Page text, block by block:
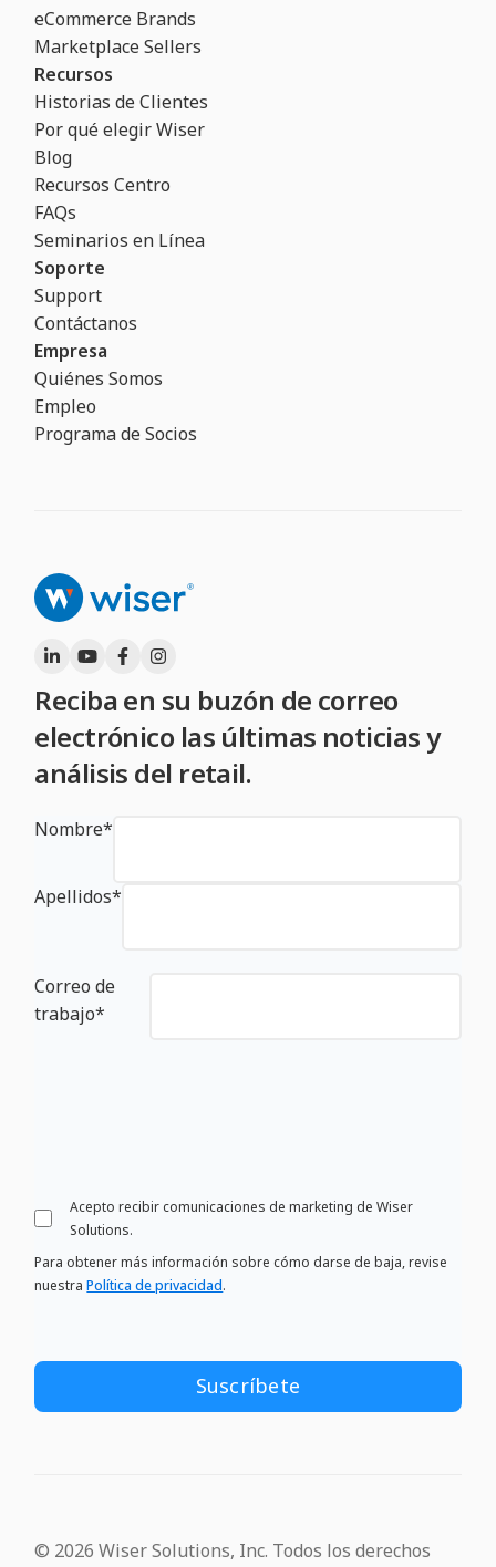
eCommerce Brands
Marketplace Sellers
Recursos
Historias de Clientes
Por qué elegir Wiser
Blog
Recursos Centro
FAQs
Seminarios en Línea
Soporte
Support
Contáctanos
Empresa
Quiénes Somos
Empleo
Programa de Socios
Reciba en su buzón de correo
electrónico las últimas noticias y
análisis del retail.
Nombre*
Apellidos*
Correo de
trabajo*
Acepto recibir comunicaciones de marketing de Wiser
Solutions.
Para obtener más información sobre cómo darse de baja, revise
nuestraPolítica de privacidad.
© 2026 Wiser Solutions, Inc. Todos los derechos